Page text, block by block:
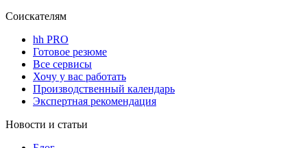
Соискателям
hh PRO
Готовое резюме
Все сервисы
Хочу у вас работать
Производственный календарь
Экспертная рекомендация
Новости и статьи